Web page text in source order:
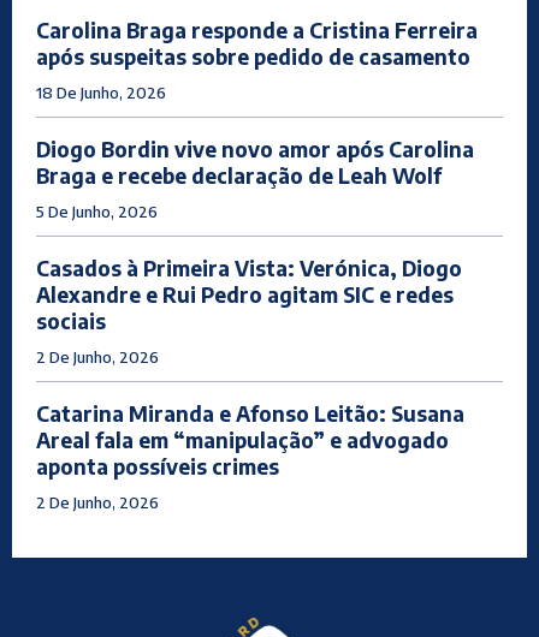
Carolina Braga responde a Cristina Ferreira
após suspeitas sobre pedido de casamento
18 De Junho, 2026
Diogo Bordin vive novo amor após Carolina
Braga e recebe declaração de Leah Wolf
5 De Junho, 2026
Casados à Primeira Vista: Verónica, Diogo
Alexandre e Rui Pedro agitam SIC e redes
sociais
2 De Junho, 2026
Catarina Miranda e Afonso Leitão: Susana
Areal fala em “manipulação” e advogado
aponta possíveis crimes
2 De Junho, 2026